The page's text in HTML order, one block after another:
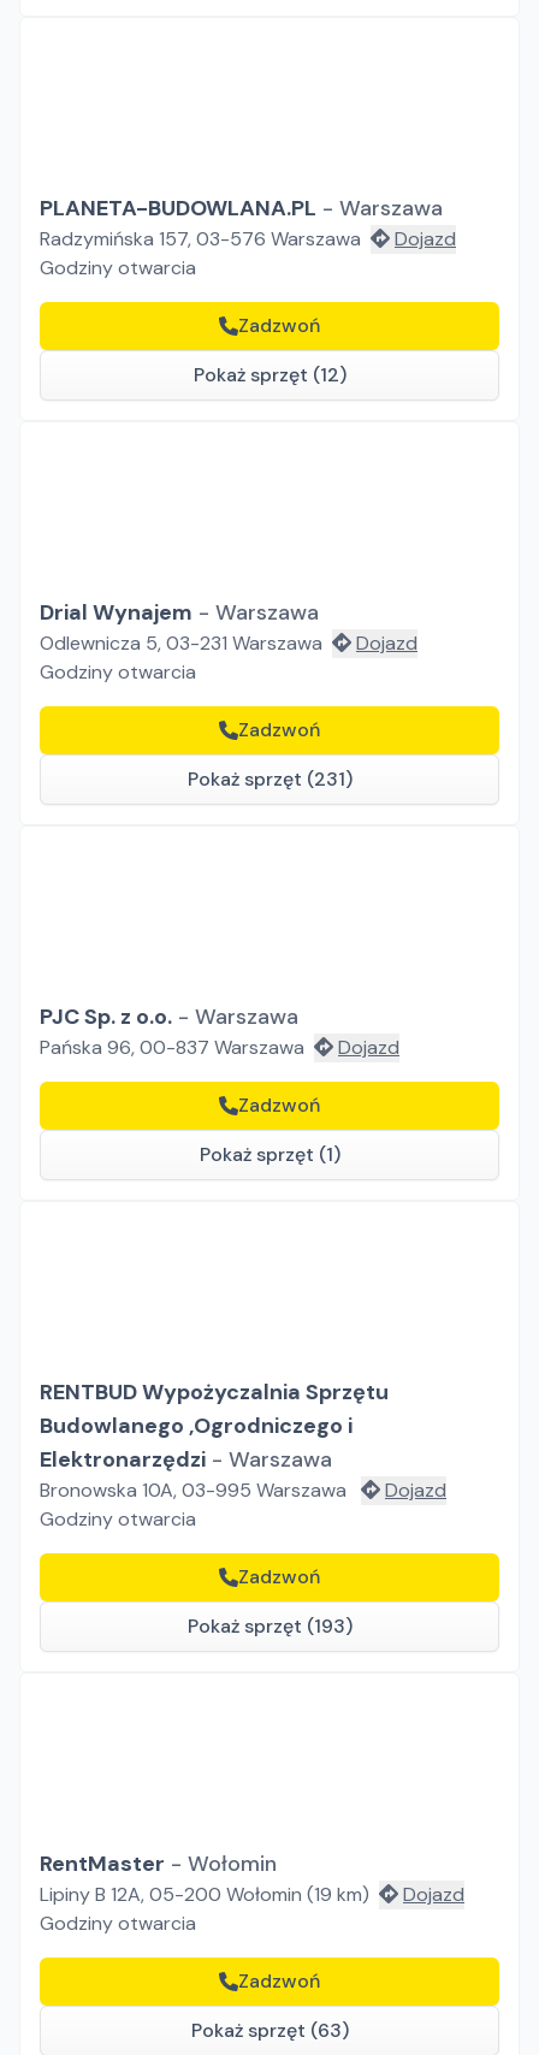
PLANETA-BUDOWLANA.PL - Warszawa
Radzymińska 157, 03-576 Warszawa
Dojazd
Godziny otwarcia
Zadzwoń
Pokaż sprzęt (12)
Drial Wynajem - Warszawa
Odlewnicza 5, 03-231 Warszawa
Dojazd
Godziny otwarcia
Zadzwoń
Pokaż sprzęt (231)
PJC Sp. z o.o. - Warszawa
Pańska 96, 00-837 Warszawa Dojazd
Zadzwoń
Pokaż sprzęt (1)
RENTBUD Wypożyczalnia Sprzętu
Budowlanego ,Ogrodniczego i
Elektronarzędzi - Warszawa
Bronowska 10A, 03-995 Warszawa
Dojazd
Godziny otwarcia
Zadzwoń
Pokaż sprzęt (193)
RentMaster - Wołomin
Lipiny B 12A, 05-200 Wołomin (19 km)
Dojazd
Godziny otwarcia
Zadzwoń
Pokaż sprzęt (63)